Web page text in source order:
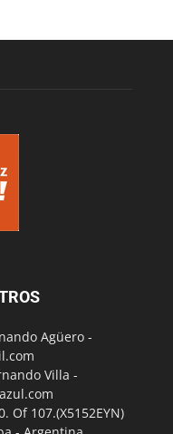
Agüero -
Villa -
Of 107.(X5152EYN)